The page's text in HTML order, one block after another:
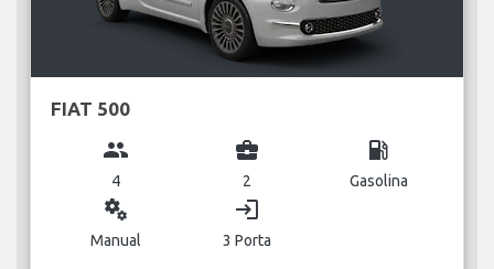
FIAT 500
group
4
business_center
2
local_gas_station
Gasolina
miscellaneous_services
Manual
login
3 Porta